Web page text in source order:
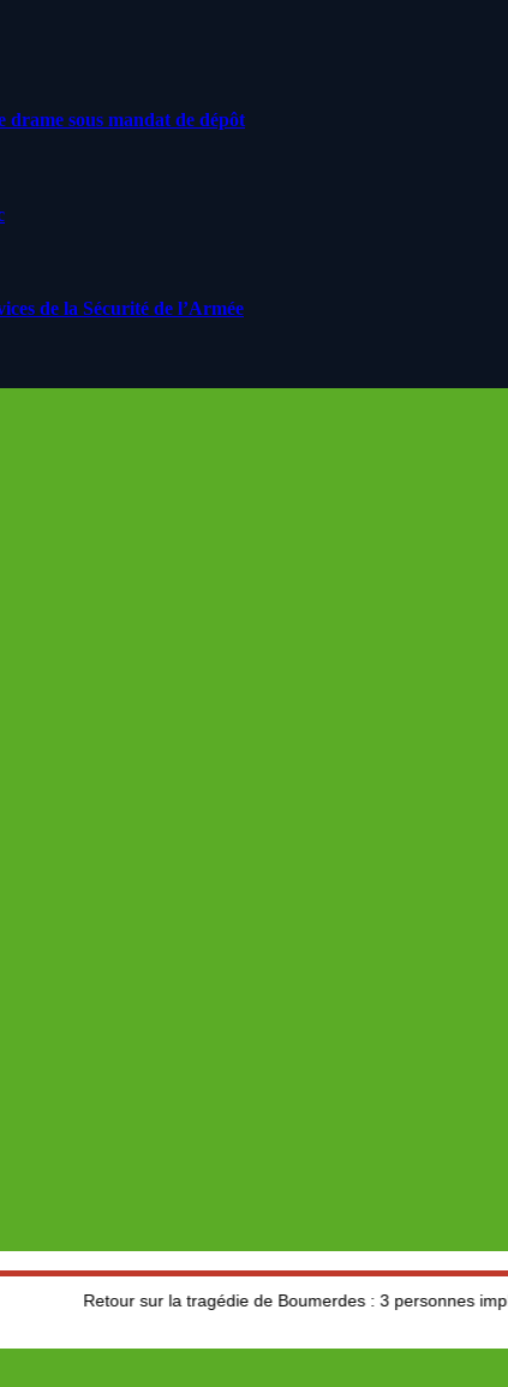
drame sous mandat de dépôt
de la Sécurité de l’Armée
sur la tragédie de Boumerdes : 3 personnes impliquées